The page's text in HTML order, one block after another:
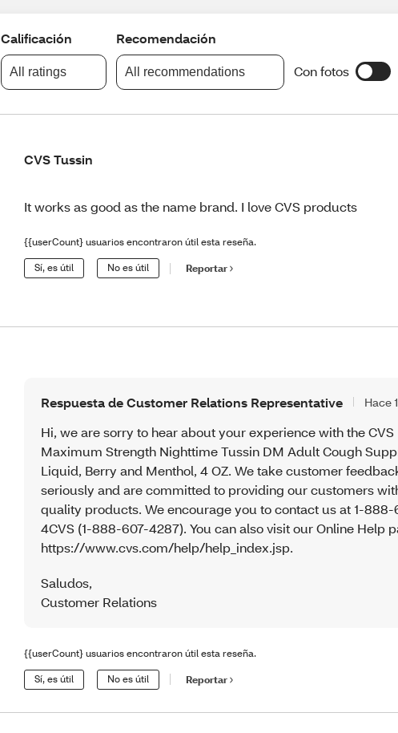
Calificación
All ratings
Recomendación
All recommendations Con fotos
CVS Tussin
It works as good as the name brand. I love CVS products
{{userCount} usuarios encontraron útil esta reseña.
Sí, es útil No es útil Reportar
Respuesta de Customer Relations Representative Hace
Hi, we are sorry to hear about your experience with the CVS
Maximum Strength Nighttime Tussin DM Adult Cough
Liquid, Berry and Menthol, 4 OZ. We take customer
seriously and are committed to providing our customers
quality products. We encourage you to contact us at 1-888-
4CVS (1-888-607-4287). You can also visit our Online Help
https://www.cvs.com/help/help_index.jsp.
Saludos,
Customer Relations
{{userCount} usuarios encontraron útil esta reseña.
Sí, es útil No es útil Reportar